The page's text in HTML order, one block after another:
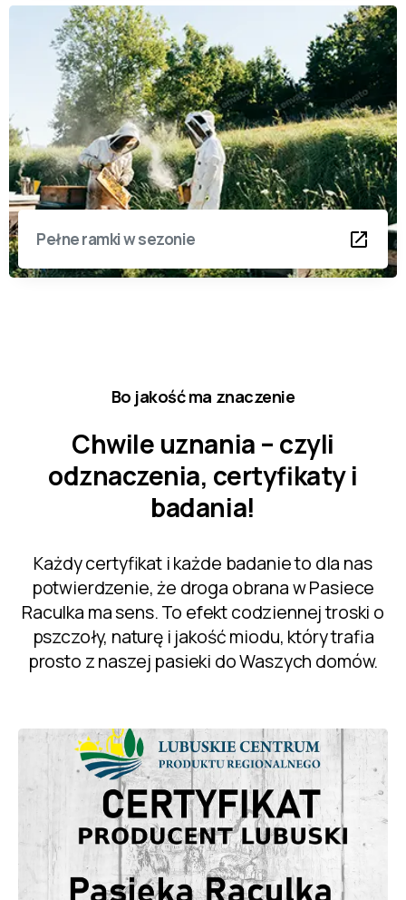
Pełne ramki w sezonie
Bo jakość ma znaczenie
Chwile uznania – czyli
odznaczenia, certyfikaty i
badania!
Każdy certyfikat i każde badanie to dla nas
potwierdzenie, że droga obrana w Pasiece
Raculka ma sens. To efekt codziennej troski o
pszczoły, naturę i jakość miodu, który trafia
prosto z naszej pasieki do Waszych domów.